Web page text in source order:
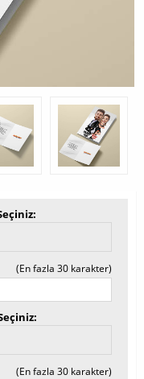
(En fazla 30 karakter)
(En fazla 30 karakter)